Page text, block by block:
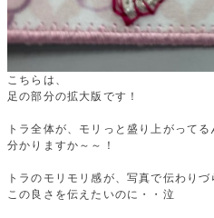
こちらは、
足の部分の拡大版です！
トラ全体が、モリっと盛り上がってる
分かりますか～～！
トラのモリモリ感が、写真で伝わり
この良さを伝えたいのに・・泣